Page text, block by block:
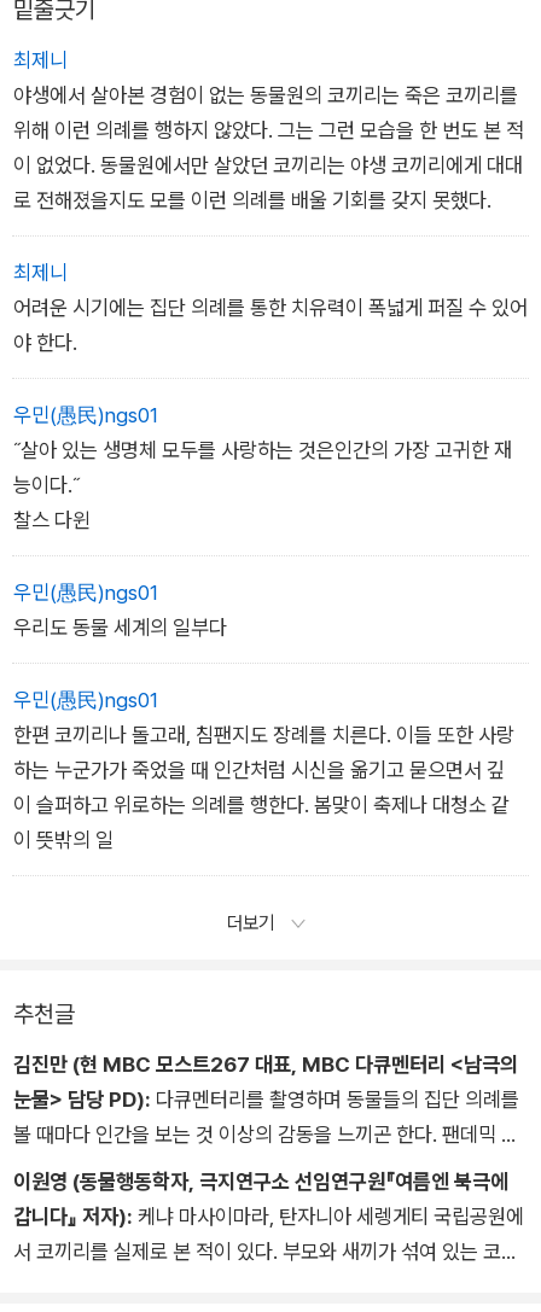
지 상대방에게 즐거운 경험을 안겨주었다는 이유만으로 육체적·
정신적으로 훨씬 건강해졌다.
밑줄긋기
최제니
야생에서 살아본 경험이 없는 동물원의 코끼리는 죽은 코끼리를
위해 이런 의례를 행하지 않았다. 그는 그런 모습을 한 번도 본 적
이 없었다. 동물원에서만 살았던 코끼리는 야생 코끼리에게 대대
로 전해졌을지도 모를 이런 의례를 배울 기회를 갖지 못했다.
최제니
어려운 시기에는 집단 의례를 통한 치유력이 폭넓게 퍼질 수 있어
야 한다.
우민(愚民)ngs01
˝살아 있는 생명체 모두를 사랑하는 것은인간의 가장 고귀한 재
능이다.˝
찰스 다윈
우민(愚民)ngs01
우리도 동물 세계의 일부다
우민(愚民)ngs01
한편 코끼리나 돌고래, 침팬지도 장례를 치른다. 이들 또한 사랑
하는 누군가가 죽었을 때 인간처럼 시신을 옮기고 묻으면서 깊
이 슬퍼하고 위로하는 의례를 행한다. 봄맞이 축제나 대청소 같
이 뜻밖의 일
더보기
추천글
김진만 (현 MBC 모스트267 대표, MBC 다큐멘터리 <남극의
눈물> 담당 PD): 다큐멘터리를 촬영하며 동물들의 집단 의례를
볼 때마다 인간을 보는 것 이상의 감동을 느끼곤 한다. 팬데믹 기
간을 지내며 관계의 중요성을 뼈저리게 실감했다. 동물행동학의
권위자 케이틀린 오코넬은 이 책에서 동물들의 행동을 통해 공동
체와 공존의 가치를 주장한다. 이념, 빈부, 성별, 세대 갈등 그리
이원영 (동물행동학자, 극지연구소 선임연구원『여름엔 북극에
갑니다』 저자): 케냐 마사이마라, 탄자니아 세렝게티 국립공원에
서 코끼리를 실제로 본 적이 있다. 부모와 새끼가 섞여 있는 코끼